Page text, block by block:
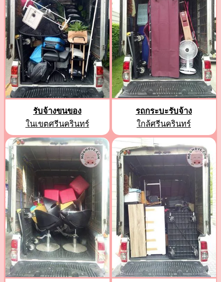
รับจ้างขนของ
ในเขตศรีนครินทร์
รถกระบะรับจ้าง
ใกล้ศรีนครินทร์